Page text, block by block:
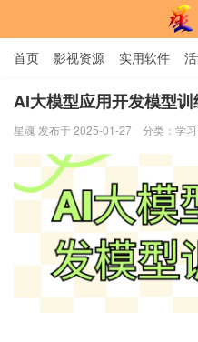
首页 影视资源 实用软件
用户中心 书籍 娱乐
AI大模型应用开发模型
星魂 发布于 2025-01-27 分类： 学